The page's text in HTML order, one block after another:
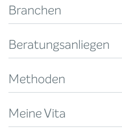
Branchen
Beratungsanliegen
Methoden
Meine Vita